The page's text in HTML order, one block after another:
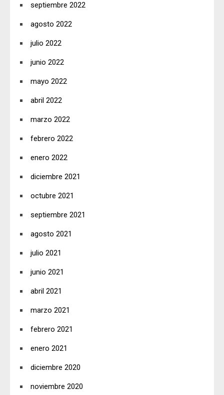
septiembre 2022
agosto 2022
julio 2022
junio 2022
mayo 2022
abril 2022
marzo 2022
febrero 2022
enero 2022
diciembre 2021
octubre 2021
septiembre 2021
agosto 2021
julio 2021
junio 2021
abril 2021
marzo 2021
febrero 2021
enero 2021
diciembre 2020
noviembre 2020